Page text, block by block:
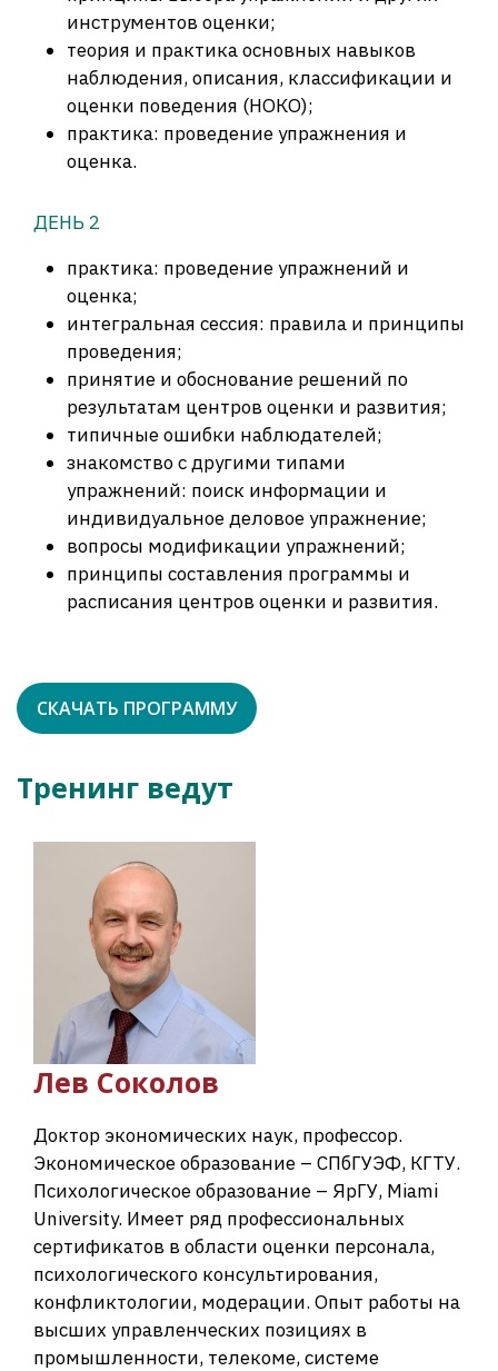
инструментов оценки;
теория и практика основных навыков
наблюдения, описания, классификации и
оценки поведения (НОКО);
практика: проведение упражнения и
оценка.
ДЕНЬ 2
практика: проведение упражнений и
оценка;
интегральная сессия: правила и принципы
проведения;
принятие и обоснование решений по
результатам центров оценки и развития;
типичные ошибки наблюдателей;
знакомство с другими типами
упражнений: поиск информации и
индивидуальное деловое упражнение;
вопросы модификации упражнений;
принципы составления программы и
расписания центров оценки и развития.
СКАЧАТЬ ПРОГРАММУ
Тренинг ведут
Лев Соколов
Доктор экономических наук, профессор.
Экономическое образование – СПбГУЭФ, КГТУ.
Психологическое образование – ЯрГУ, Miami
University. Имеет ряд профессиональных
сертификатов в области оценки персонала,
психологического консультирования,
конфликтологии, модерации. Опыт работы на
высших управленческих позициях в
промышленности, телекоме, системе